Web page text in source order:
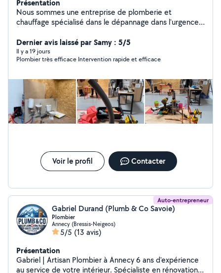
Présentation
Nous sommes une entreprise de plomberie et
chauffage spécialisé dans le dépannage dans l'urgence.
dans nos prix, honnêtes et nous aimons rendre service.
Dernier avis laissé par Samy : 5/5
Il y a 19 jours
Plombier très efficace Intervention rapide et efficace
Voir le profil Contacter
Auto-entrepreneur
Gabriel Durand (Plumb & Co Savoie)
Plombier
Annecy (Bressis-Neigeos)
5/5 (13 avis)
Présentation
Gabriel | Artisan Plombier à Annecy 6 ans d'expérience
au service de votre intérieur. Spécialiste en rénovation